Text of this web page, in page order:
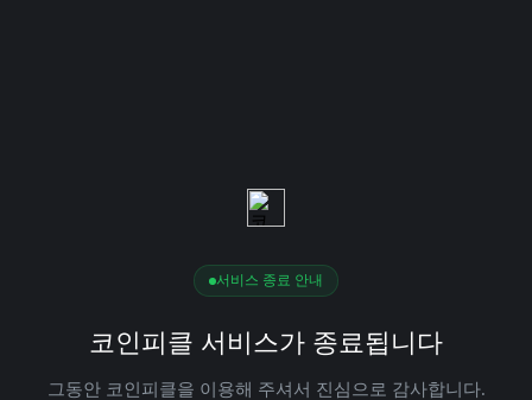
서비스 종료 안내
코인피클 서비스가 종료됩니다
그동안 코인피클을 이용해 주셔서 진심으로 감사합니다.